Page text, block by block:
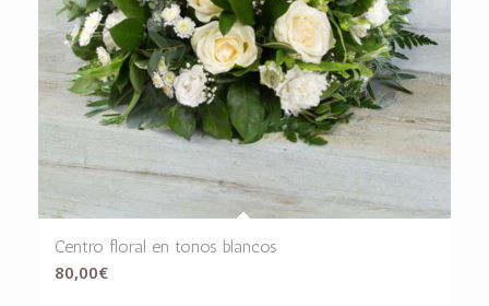
Centro floral en tonos blancos
80,00€